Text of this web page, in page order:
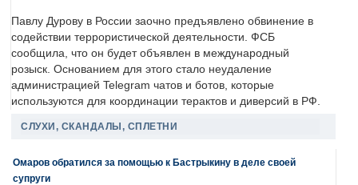
Павлу Дурову в России заочно предъявлено обвинение в
содействии террористической деятельности. ФСБ
сообщила, что он будет объявлен в международный
розыск. Основанием для этого стало неудаление
администрацией Telegram чатов и ботов, которые
используются для координации терактов и диверсий в РФ.
СЛУХИ, СКАНДАЛЫ, СПЛЕТНИ
Омаров обратился за помощью к Бастрыкину в деле своей
супруги